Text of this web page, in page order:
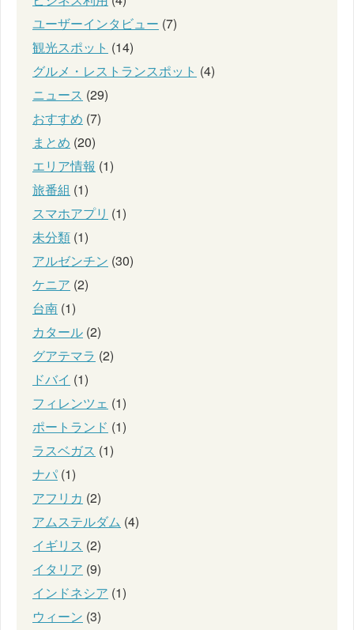
ユーザーインタビュー (7)
観光スポット (14)
グルメ・レストランスポット (4)
ニュース (29)
おすすめ (7)
まとめ (20)
エリア情報 (1)
旅番組 (1)
スマホアプリ (1)
未分類 (1)
アルゼンチン (30)
ケニア (2)
台南 (1)
カタール (2)
グアテマラ (2)
ドバイ (1)
フィレンツェ (1)
ポートランド (1)
ラスベガス (1)
ナパ (1)
アフリカ (2)
アムステルダム (4)
イギリス (2)
イタリア (9)
インドネシア (1)
ウィーン (3)